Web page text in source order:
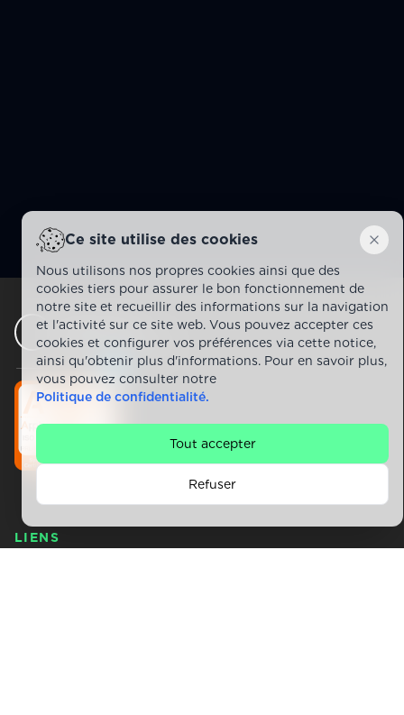
LIENS
Ce site utilise des cookies
Nous utilisons nos propres cookies ainsi que des
cookies tiers pour assurer le bon fonctionnement de
notre site et recueillir des informations sur la navigation
et l'activité sur ce site web. Vous pouvez accepter ces
cookies et configurer vos préférences via cette notice,
ainsi qu'obtenir plus d'informations. Pour en savoir plus,
vous pouvez consulter notre
Politique de confidentialité.
Tout accepter
Refuser